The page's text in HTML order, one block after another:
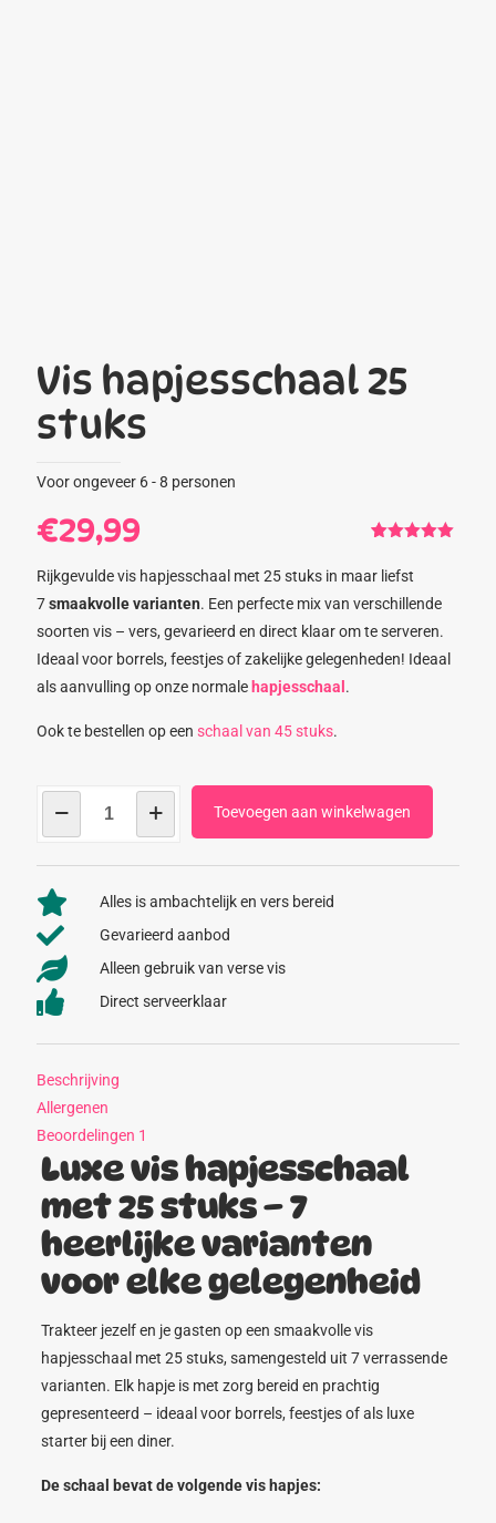
Vis hapjesschaal 25
stuks
Voor ongeveer 6 - 8 personen
5.00op 5
gebaseerd
op
klantbeoordeling
€29,99
Rijkgevulde vis hapjesschaal met 25 stuks in maar liefst
7smaakvolle varianten. Een perfecte mix van verschillende
soorten vis – vers, gevarieerd en direct klaar om te serveren.
Ideaal voor borrels, feestjes of zakelijke gelegenheden! Ideaal
als aanvulling op onze normale hapjesschaal .
Ook te bestellen op een schaal van 45 stuks.
Vis
hapjesschaal
aantal
Toevoegen aan winkelwagen
Alles is ambachtelijk en vers bereid
Gevarieerd aanbod
Alleen gebruik van verse vis
Direct serveerklaar
Beschrijving
Allergenen
Beoordelingen 1
Luxe vis hapjesschaal
met 25 stuks – 7
heerlijke varianten
voor elke gelegenheid
Trakteer jezelf en je gasten op een smaakvolle vis
hapjesschaal met 25 stuks, samengesteld uit 7 verrassende
varianten. Elk hapje is met zorg bereid en prachtig
gepresenteerd – ideaal voor borrels, feestjes of als luxe
starter bij een diner.
De schaal bevat de volgende vis hapjes: